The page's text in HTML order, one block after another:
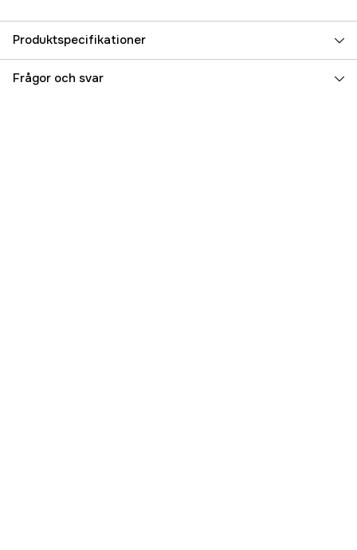
Produktspecifikationer
Referensnummer 5000093121
Frågor och svar